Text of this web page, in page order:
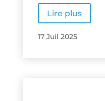
Lire plus
17 Juil 2025